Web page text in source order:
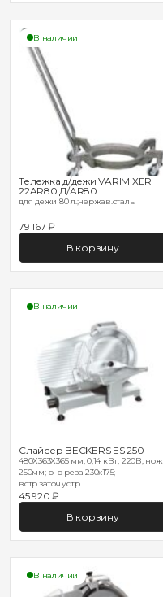
В наличии
Тележка д/дежи VARIMIXER
22AR80 Д/AR80
для дежи 80 л.;нержав.сталь
79 167 ₽
В корзину
В наличии
Слайсер BECKERS ES 250
480Х363Х365 мм; 0,14 кВт; 220В; нож
250мм; р-р реза 230х175;
встр.заточ.устр
45 920 ₽
В корзину
В наличии